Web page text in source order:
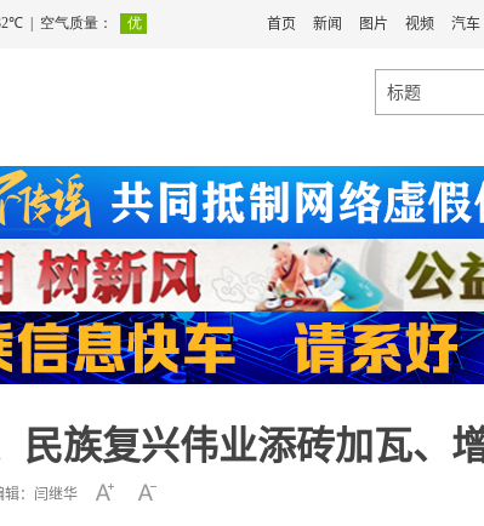
首页 新闻 图片 视频 汽车
标题
民族复兴伟业添砖加瓦、
辑：闫继华